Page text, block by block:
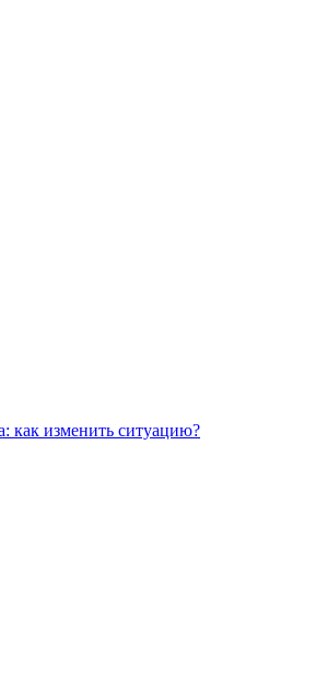
как изменить ситуацию?